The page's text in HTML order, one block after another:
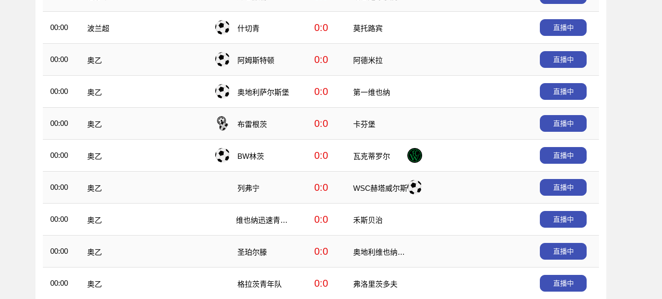
00:00 波兰超 什切青 0:0 莫托路宾 直播中
00:00 奥乙 阿姆斯特顿 0:0 阿德米拉 直播中
00:00 奥乙 奥地利萨尔斯堡 0:0 第一维也纳 直播中
00:00 奥乙 布雷根茨 0:0 卡芬堡 直播中
00:00 奥乙 BW林茨 0:0 瓦克蒂罗尔 直播中
00:00 奥乙 列弗宁 0:0 WSC赫塔威尔斯 直播中
00:00 奥乙
维也纳迅速青年
0:0 禾斯贝治 直播中
00:00 奥乙 圣珀尔滕 0:0
奥地利维也纳青
直播中
00:00 奥乙 格拉茨青年队 0:0 弗洛里茨多夫 直播中